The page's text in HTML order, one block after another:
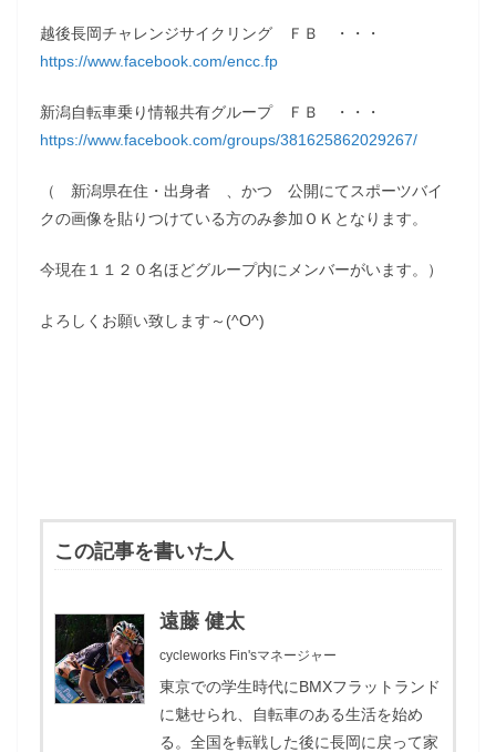
越後長岡チャレンジサイクリング ＦＢ ・・・
https://www.facebook.com/encc.fp
新潟自転車乗り情報共有グループ ＦＢ ・・・
https://www.facebook.com/groups/381625862029267/
（ 新潟県在住・出身者 、かつ 公開にてスポーツバイ
クの画像を貼りつけている方のみ参加ＯＫとなります。
今現在１１２０名ほどグループ内にメンバーがいます。）
よろしくお願い致します～(^O^)
この記事を書いた人
遠藤 健太
cycleworks Fin'sマネージャー
東京での学生時代にBMXフラットランド
に魅せられ、自転車のある生活を始め
る。全国を転戦した後に長岡に戻って家